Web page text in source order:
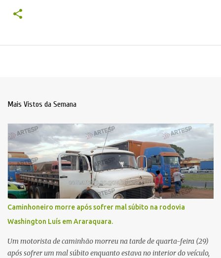
Mais Vistos da Semana
Caminhoneiro morre após sofrer mal súbito na rodovia
Washington Luís em Araraquara.
Um motorista de caminhão morreu na tarde de quarta-feira (29)
após sofrer um mal súbito enquanto estava no interior do veículo,